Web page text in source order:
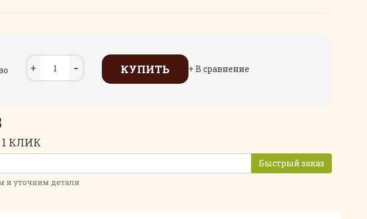
КУПИТЬ + В сравнение
КЛИК
Быстрый заказ
и уточним детали